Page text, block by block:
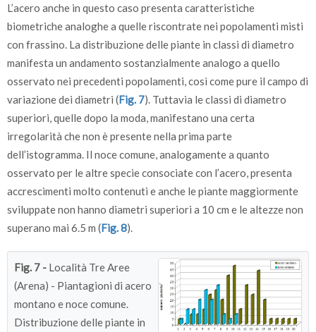
L’acero anche in questo caso presenta caratteristiche
biometriche analoghe a quelle riscontrate nei popolamenti misti
con frassino. La distribuzione delle piante in classi di diametro
manifesta un andamento sostanzialmente analogo a quello
osservato nei precedenti popolamenti, così come pure il campo di
variazione dei diametri (Fig. 7). Tuttavia le classi di diametro
superiori, quelle dopo la moda, manifestano una certa
irregolarità che non è presente nella prima parte
dell’istogramma. Il noce comune, analogamente a quanto
osservato per le altre specie consociate con l’acero, presenta
accrescimenti molto contenuti e anche le piante maggiormente
sviluppate non hanno diametri superiori a 10 cm e le altezze non
superano mai 6.5 m (Fig. 8).
Fig. 7 - Località Tre Aree
(Arena) - Piantagioni di acero
montano e noce comune.
Distribuzione delle piante in